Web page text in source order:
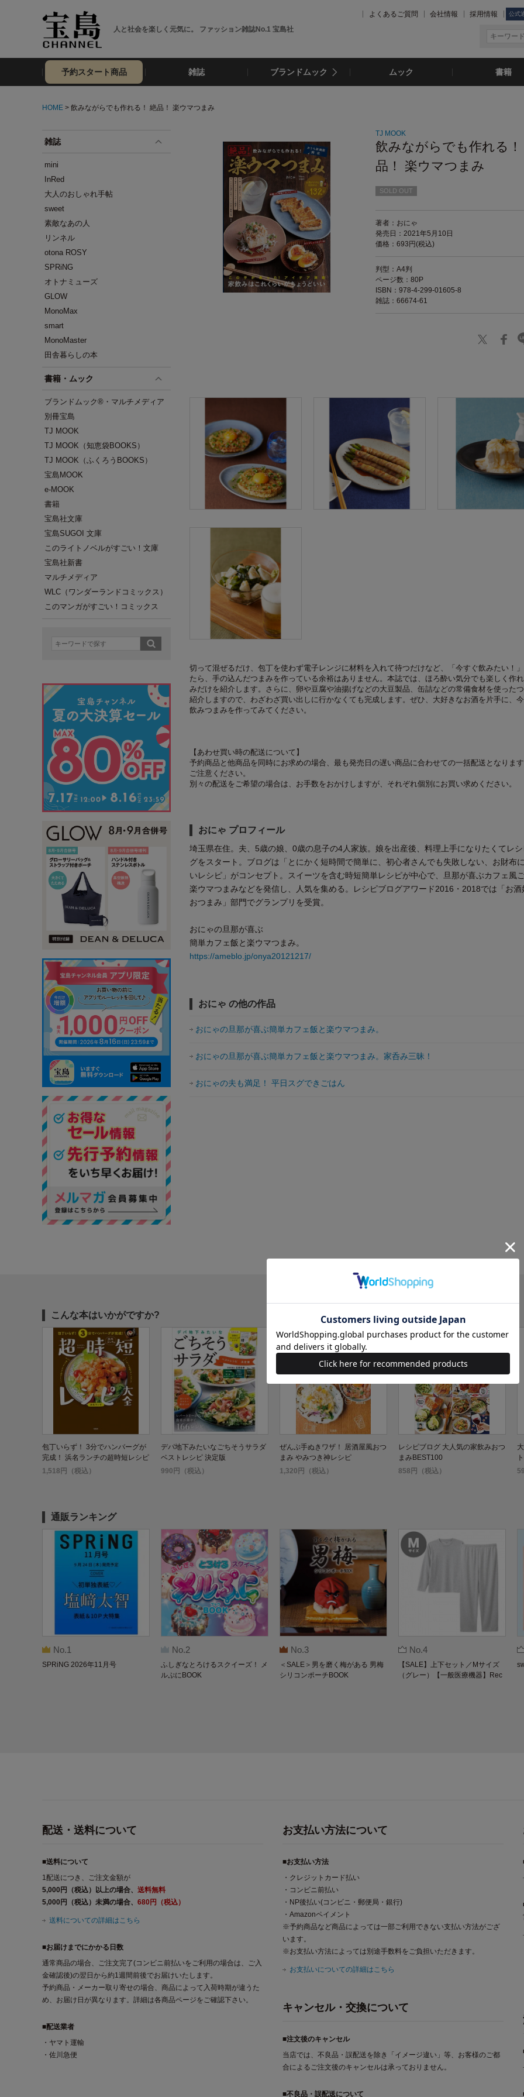
人と社会を楽しく元気に。 ファッション雑誌No.1 宝島社
よくあるご質問 会社情報 採用情報 公式
予約スタート商品 雑誌 ブランドムック ムック 書籍
HOME > 飲みながらでも作れる！ 絶品！ 楽ウマつまみ
雑誌
mini
InRed
大人のおしゃれ手帖
sweet
素敵なあの人
リンネル
otona ROSY
SPRiNG
オトナミューズ
GLOW
MonoMax
smart
MonoMaster
田舎暮らしの本
書籍・ムック
ブランドムック®・マルチメディア
別冊宝島
TJ MOOK
TJ MOOK（知恵袋BOOKS）
TJ MOOK（ふくろうBOOKS）
宝島MOOK
e-MOOK
書籍
宝島社文庫
宝島SUGOI 文庫
このライトノベルがすごい！文庫
宝島社新書
マルチメディア
WLC（ワンダーランドコミックス）
このマンガがすごい！コミックス
TJ MOOK
飲みながらでも作れる！
品！ 楽ウマつまみ
SOLD OUT
著者：おにゃ
発売日：2021年5月10日
価格：693円(税込)
判型：A4判
ページ数：80P
ISBN：978-4-299-01605-8
雑誌：66674-61
切って混ぜるだけ、包丁を使わず電子レンジに材料を入れて待つだけなど、「今すぐ飲みたい！
たら、手の込んだつまみを作っている余裕はありません。本誌では、ほろ酔い気分でも楽しく作
みだけを紹介します。さらに、卵や豆腐や油揚げなどの大豆製品、缶詰などの常備食材を使った
紹介しますので、わざわざ買い出しに行かなくても完成します。ぜひ、大好きなお酒を片手に、
飲みつまみを作ってみてください。
【あわせ買い時の配送について】
予約商品と他商品を同時にお求めの場合、最も発売日の遅い商品に合わせての一括配送となります
ご注意ください。
別々の配送をご希望の場合は、お手数をおかけしますが、それぞれ個別にお買い求めください。
おにゃ プロフィール
埼玉県在住。夫、5歳の娘、0歳の息子の4人家族。娘を出産後、料理上手になりたくてレシ
グをスタート。ブログは「とにかく短時間で簡単に、初心者さんでも失敗しない、お財布
いレシピ」がコンセプト。スイーツを含む時短簡単レシピが中心で、旦那が喜ぶカフェ風
楽ウマつまみなどを発信し、人気を集める。レシピブログアワード2016・2018では「お酒
おつまみ」部門でグランプリを受賞。
おにゃの旦那が喜ぶ
簡単カフェ飯と楽ウマつまみ。
https://ameblo.jp/onya20121217/
おにゃ の他の作品
おにゃの旦那が喜ぶ簡単カフェ飯と楽ウマつまみ。
おにゃの旦那が喜ぶ簡単カフェ飯と楽ウマつまみ。家呑み三昧！
おにゃの夫も満足！ 平日スグできごはん
こんな本はいかがですか?
包丁いらず！ 3分でハンバーグが
完成！ 浜名ランチの超時短レシピ
大全
1,518円（税込）
デパ地下みたいなごちそうサラダ
ベストレシピ 決定版
990円（税込）
ぜんぶ手ぬきワザ！ 居酒屋風おつ
まみ やみつき神レシピ
1,320円（税込）
レシピブログ 大人気の家飲みおつ
まみBEST100
858円（税込）
通販ランキング
No.1
SPRiNG 2026年11月号
No.2
ふしぎなとろけるスクイーズ！ メ
ルぷにBOOK
No.3
＜SALE＞男を磨く梅がある 男梅
シリコンポーチBOOK
No.4
【SALE】上下セット／Mサイズ
（グレー）【一般医療機器】Rec
配送・送料について
■送料について
1配送につき、ご注文金額が
5,000円（税込）以上の場合、 送料無料
5,000円（税込）未満の場合、 680円（税込）
送料についての詳細はこちら
■お届けまでにかかる日数
通常商品の場合、ご注文完了(コンビニ前払いをご利用の場合は、ご入
金確認後)の翌日から約1週間前後でお届けいたします。
予約商品・メーカー取り寄せの場合、商品によって入荷時期が違うた
め、お届け日が異なります。詳細は各商品ページをご確認下さい。
■配送業者
・ヤマト運輸
・佐川急便
お支払い方法について
■お支払い方法
・クレジットカード払い
・コンビニ前払い
・NP後払い(コンビニ・郵便局・銀行)
・Amazonペイメント
※予約商品など商品によっては一部ご利用できない支払い方法がござ
います。
※お支払い方法によっては別途手数料をご負担いただきます。
お支払いについての詳細はこちら
キャンセル・交換について
■注文後のキャンセル
当店では、不良品・誤配送を除き「イメージ違い」等、お客様のご都
合によるご注文後のキャンセルは承っておりません。
■不良品・誤配送について